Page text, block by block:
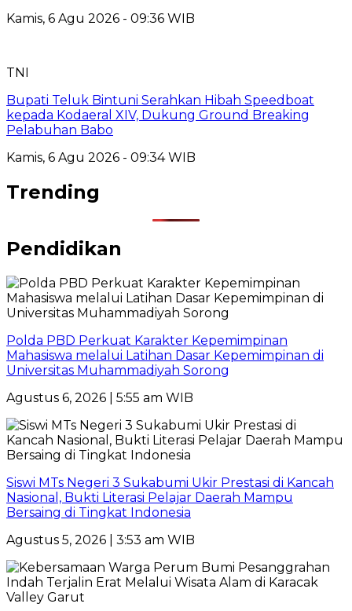
Kamis, 6 Agu 2026 - 09:36 WIB
TNI
Bupati Teluk Bintuni Serahkan Hibah Speedboat
kepada Kodaeral XIV, Dukung Ground Breaking
Pelabuhan Babo
Kamis, 6 Agu 2026 - 09:34 WIB
Trending
Pendidikan
Polda PBD Perkuat Karakter Kepemimpinan
Mahasiswa melalui Latihan Dasar Kepemimpinan di
Universitas Muhammadiyah Sorong
Agustus 6, 2026 | 5:55 am WIB
Siswi MTs Negeri 3 Sukabumi Ukir Prestasi di Kancah
Nasional, Bukti Literasi Pelajar Daerah Mampu
Bersaing di Tingkat Indonesia
Agustus 5, 2026 | 3:53 am WIB